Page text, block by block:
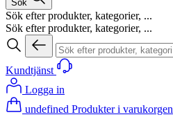
Sök
Sök efter produkter, kategorier, ...
Sök efter produkter, kategorier, ...
Kundtjänst
Logga in
undefined Produkter i varukorgen